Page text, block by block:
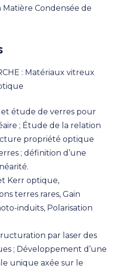
Condensée de
: Matériaux vitreux
étude de verres pour
; Étude de la relation
propriété optique
; définition d’une
Kerr optique,
terres rares, Gain
induits, Polarisation
par laser des
; Développement d’une
unique axée sur le